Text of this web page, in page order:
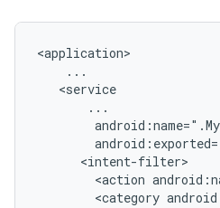
<action
<category